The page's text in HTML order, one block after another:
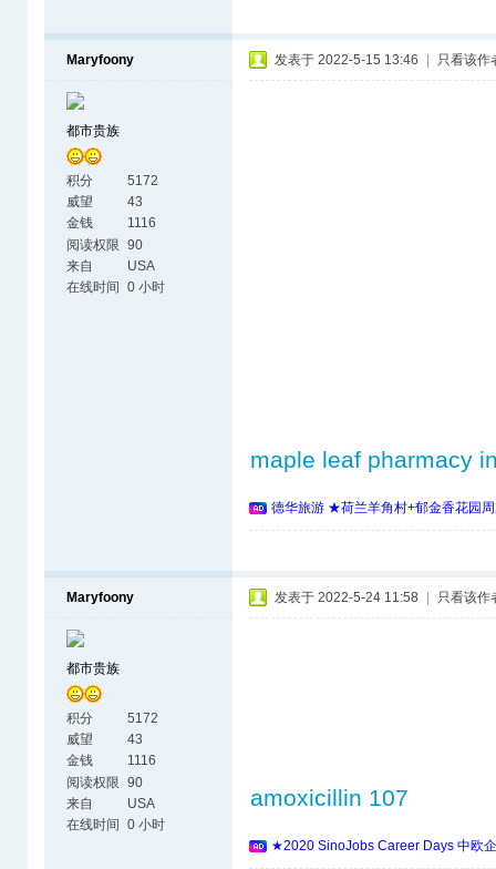
Maryfoony
都市贵族
积分
5172
威望
43
金钱
1116
阅读权限 90
来自
USA
在线时间
0 小时
发表于 2022-5-15 13:46 只看该作
maple leaf pharmacy
德华旅游 ★荷兰羊角村+郁金香花园
Maryfoony
都市贵族
积分
5172
威望
43
金钱
1116
阅读权限 90
来自
USA
在线时间
0 小时
发表于 2022-5-24 11:58 只看该作
amoxicillin 107
★2020 SinoJobs Career Days 中欧